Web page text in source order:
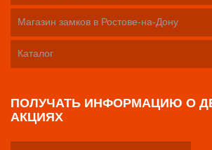
Магазин замков в Ростове-на-Дону
Каталог
ПОЛУЧАТЬ ИНФОРМАЦИЮ О
АКЦИЯХ